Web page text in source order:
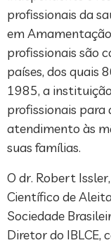
profissionais da
em
profissionais são
países, dos quais
1985, a
profissionais para
atendimento às
suas famílias.
O dr. Robert
Científico de
Sociedade
Diretor do IBLCE,